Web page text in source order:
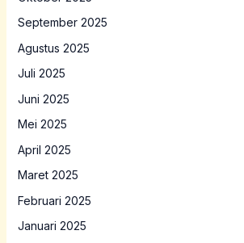
September 2025
Agustus 2025
Juli 2025
Juni 2025
Mei 2025
April 2025
Maret 2025
Februari 2025
Januari 2025